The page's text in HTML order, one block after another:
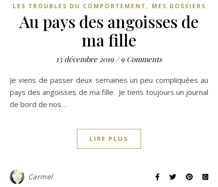
LES TROUBLES DU COMPORTEMENT , MES DOSSIERS
Au pays des angoisses de
ma fille
13 décembre 2019 / 9 Comments
Je viens de passer deux semaines un peu compliquées au
pays des angoisses de ma fille. Je tiens toujours un journal
de bord de nos…
LIRE PLUS
Carmel